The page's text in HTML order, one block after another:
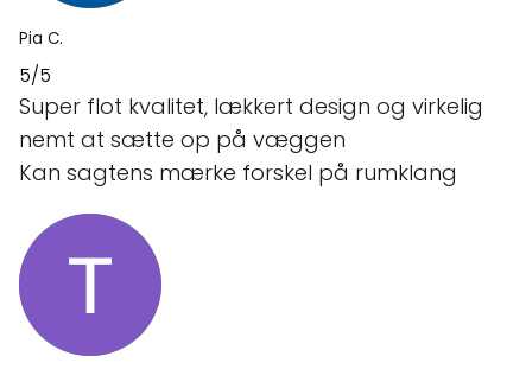
Pia C.
5/5
Super flot kvalitet, lækkert design og virkelig
nemt at sætte op på væggen
Kan sagtens mærke forskel på rumklang